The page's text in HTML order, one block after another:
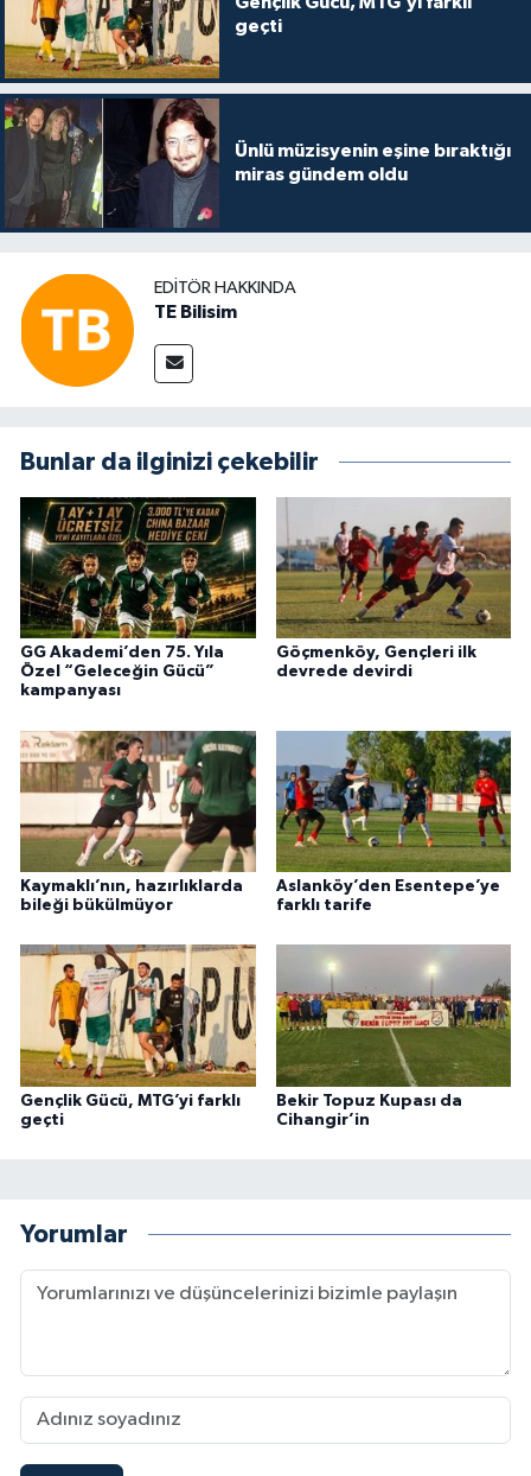
geçti
Ünlü müzisyenin eşine bıraktığı
miras gündem oldu
EDITÖR HAKKINDA
TE Bilisim
Bunlar da ilginizi çekebilir
GG Akademi’den 75. Yıla
Özel “Geleceğin Gücü”
kampanyası
Göçmenköy, Gençleri ilk
devrede devirdi
Kaymaklı’nın, hazırlıklarda
bileği bükülmüyor
Aslanköy’den Esentepe’ye
farklı tarife
Gençlik Gücü, MTG’yi farklı
geçti
Bekir Topuz Kupası da
Cihangir’in
Yorumlar